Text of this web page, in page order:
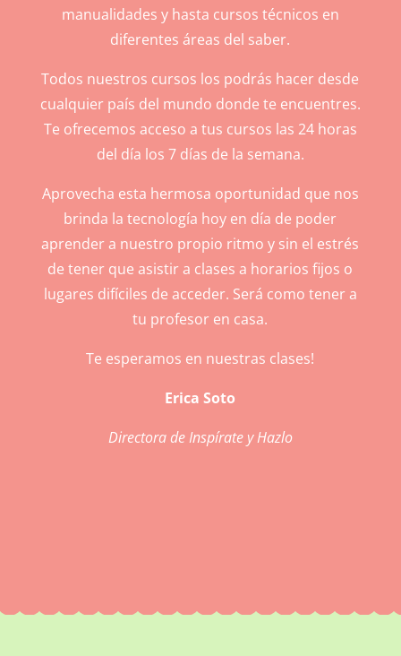
manualidades y hasta cursos técnicos en
diferentes áreas del saber.
Todos nuestros cursos los podrás hacer desde
cualquier país del mundo donde te encuentres.
Te ofrecemos acceso a tus cursos las 24 horas
del día los 7 días de la semana.
Aprovecha esta hermosa oportunidad que nos
brinda la tecnología hoy en día de poder
aprender a nuestro propio ritmo y sin el estrés
de tener que asistir a clases a horarios fijos o
lugares difíciles de acceder. Será como tener a
tu profesor en casa.
Te esperamos en nuestras clases!
Erica Soto
Directora de Inspírate y Hazlo